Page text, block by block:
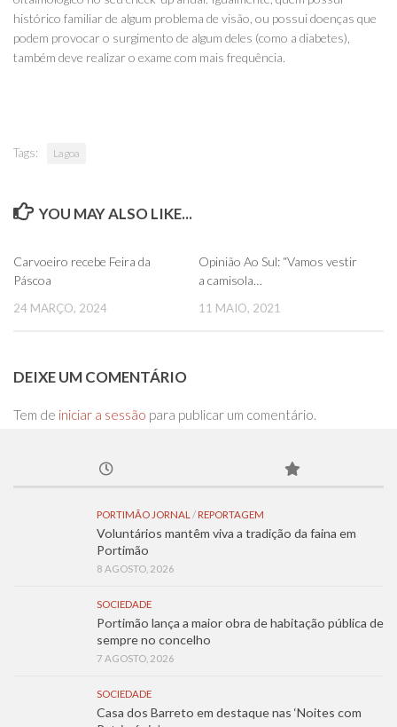
histórico familiar de algum problema de visão, ou possui doenças que
podem provocar o surgimento de algum deles (como a diabetes),
também deve realizar o exame com mais frequência.
Tags: Lagoa
YOU MAY ALSO LIKE...
Carvoeiro recebe Feira da
Páscoa
24 MARÇO, 2024
Opinião Ao Sul: “Vamos vestir
a camisola…
11 MAIO, 2021
DEIXE UM COMENTÁRIO
Tem de iniciar a sessão para publicar um comentário.
PORTIMÃO JORNAL / REPORTAGEM
Voluntários mantêm viva a tradição da faina em
Portimão
8 AGOSTO, 2026
SOCIEDADE
Portimão lança a maior obra de habitação pública de
sempre no concelho
7 AGOSTO, 2026
SOCIEDADE
Casa dos Barreto em destaque nas ‘Noites com